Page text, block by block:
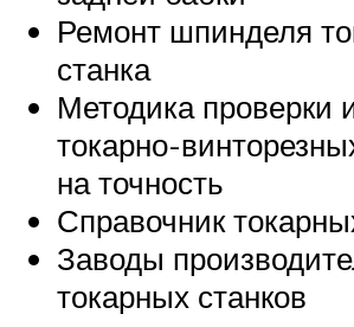
Ремонт шпинделя
станка
Методика проверки
токарно-
на точность
Справочник
Заводы
токарных станков